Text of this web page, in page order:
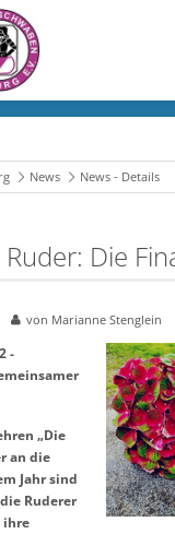
News News - Details
Die
von Marianne Stenglein
-
„Die
an die
Jahr sind
Ruderer
ihre